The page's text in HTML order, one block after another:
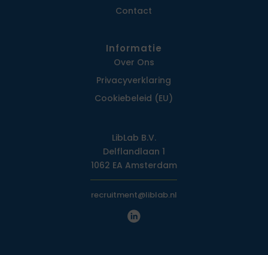
Contact
Informatie
Over Ons
Privacy­verklaring
Cookiebeleid (EU)
LibLab B.V.
Delflandlaan 1
1062 EA Amsterdam
recruitment@liblab.nl